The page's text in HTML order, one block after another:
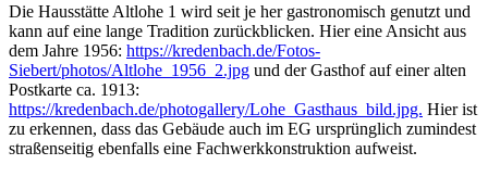
Die Hausstätte Altlohe 1 wird seit je her gastronomisch genutzt und
kann auf eine lange Tradition zurückblicken. Hier eine Ansicht aus
dem Jahre 1956: https://kredenbach.de/Fotos-
Siebert/photos/Altlohe_1956_2.jpg und der Gasthof auf einer alten
Postkarte ca. 1913:
https://kredenbach.de/photogallery/Lohe_Gasthaus_bild.jpg. Hier ist
zu erkennen, dass das Gebäude auch im EG ursprünglich zumindest
straßenseitig ebenfalls eine Fachwerkkonstruktion aufweist.